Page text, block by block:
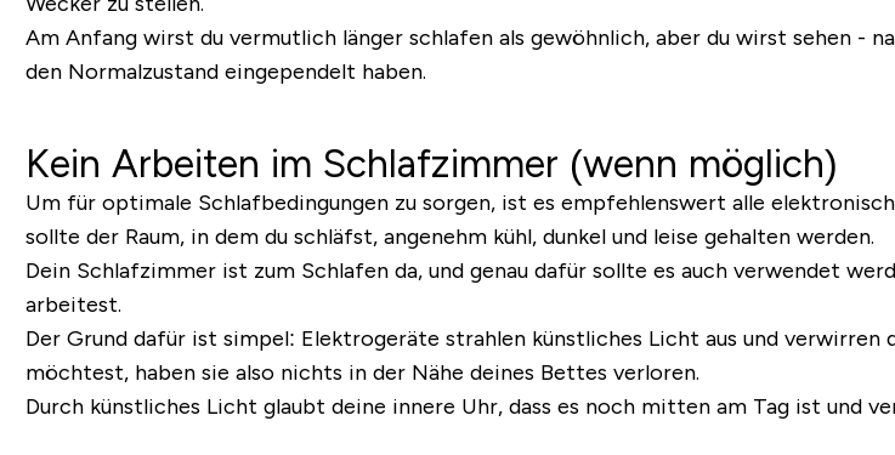
Am Anfang wirst du vermutlich länger schlafen als gewöhnlich, aber du wirst sehen -
den Normalzustand eingependelt haben.
Kein Arbeiten im Schlafzimmer (wenn möglich)
Um für optimale Schlafbedingungen zu sorgen, ist es empfehlenswert alle
sollte der Raum, in dem du schläfst, angenehm kühl, dunkel und leise gehalten werden.
Dein Schlafzimmer ist zum Schlafen da, und genau dafür sollte es auch verwendet
arbeitest.
Der Grund dafür ist simpel: Elektrogeräte strahlen künstliches Licht aus und verwirren
möchtest, haben sie also nichts in der Nähe deines Bettes verloren.
Durch künstliches Licht glaubt deine innere Uhr, dass es noch mitten am Tag ist und